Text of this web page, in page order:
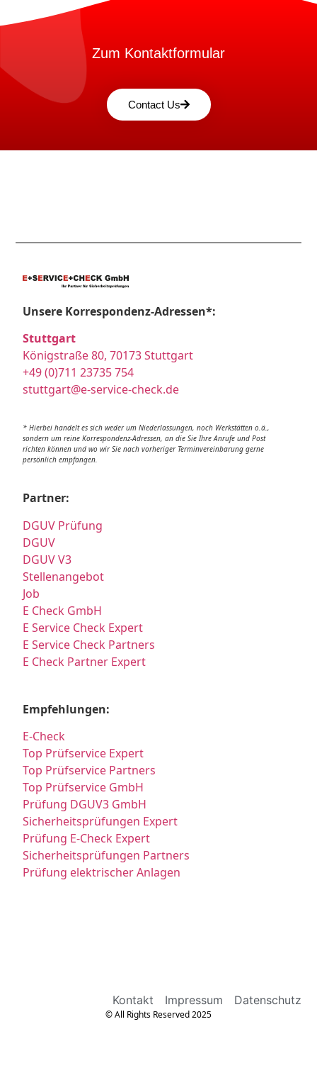
Zum Kontaktformular
Contact Us
Unsere Korrespondenz-Adressen*:
Stuttgart
Königstraße 80, 70173 Stuttgart
+49 (0)711 23735 754
stuttgart@e-service-check.de
* Hierbei handelt es sich weder um Niederlassungen, noch Werkstätten o.ä.,
sondern um reine Korrespondenz-Adressen, an die Sie Ihre Anrufe und Post
richten können und wo wir Sie nach vorheriger Terminvereinbarung gerne
persönlich empfangen.
Partner:
DGUV Prüfung
DGUV
DGUV V3
Stellenangebot
Job
E Check GmbH
E Service Check Expert
E Service Check Partners
E Check Partner Expert
Empfehlungen:
E-Check
Top Prüfservice Expert
Top Prüfservice Partners
Top Prüfservice GmbH
Prüfung DGUV3 GmbH
Sicherheitsprüfungen Expert
Prüfung E-Check Expert
Sicherheitsprüfungen Partners
Prüfung elektrischer Anlagen
Kontakt Impressum Datenschutz
© All Rights Reserved 2025